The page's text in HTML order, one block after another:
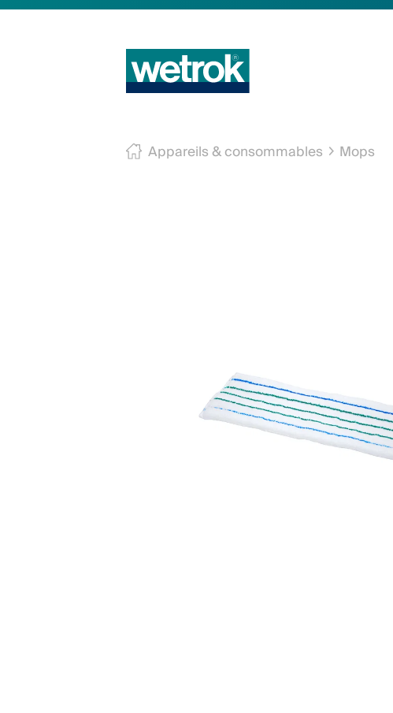
Appareils & consommables Mops